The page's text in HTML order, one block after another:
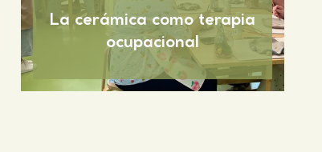
La cerámica como terapia
ocupacional